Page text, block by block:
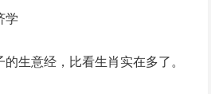
学
生意经，比看生肖实在多了。